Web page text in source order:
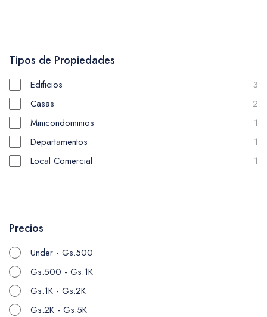
Tipos de Propiedades
Edificios
3
Casas
2
Minicondominios
1
Departamentos
1
Local Comercial
1
Precios
Under - Gs.500
Gs.500 - Gs.1K
Gs.1K - Gs.2K
Gs.2K - Gs.5K